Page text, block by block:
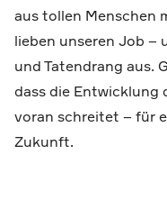
aus tollen Menschen
lieben unseren Job –
und Tatendrang aus.
dass die
voran schreitet – für
Zukunft.